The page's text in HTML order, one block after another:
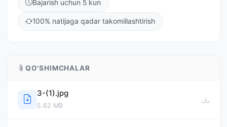
Bajarish uchun 5 kun
100% natijaga qadar takomillashtirish
QO'SHIMCHALAR
3-(1).jpg
5.62 MB